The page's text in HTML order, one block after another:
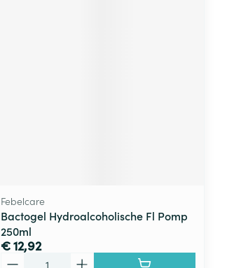
Febelcare
Bactogel Hydroalcoholische Fl Pomp
250ml
€ 12,92